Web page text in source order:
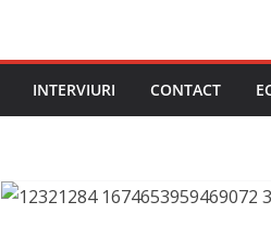
INTERVIURI CONTACT